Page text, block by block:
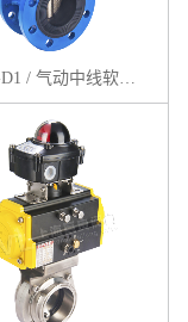
JL600-D1 / 气动中线软密封蝶阀